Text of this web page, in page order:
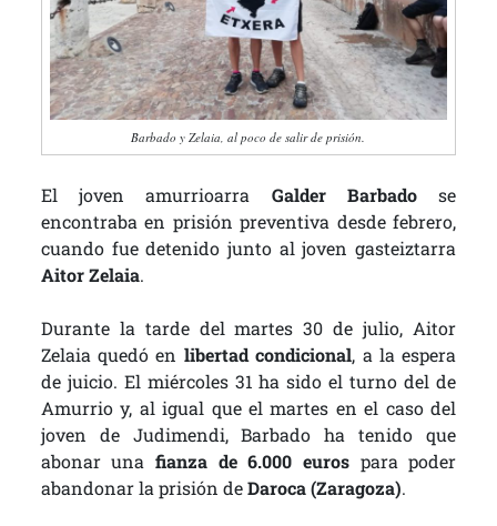
Barbado y Zelaia, al poco de salir de prisión.
El joven amurrioarra Galder Barbadose
encontraba en prisión preventiva desde febrero,
cuando fue detenido junto al joven gasteiztarra
Aitor Zelaia.
Durante la tarde del martes 30 de julio, Aitor
Zelaia quedó en libertad condicional, a la espera
de juicio. El miércoles 31 ha sido el turno del de
Amurrio y, al igual que el martes en el caso del
joven de Judimendi, Barbado ha tenido que
abonar unafianza de 6.000 eurospara poder
abandonar la prisión deDaroca (Zaragoza).